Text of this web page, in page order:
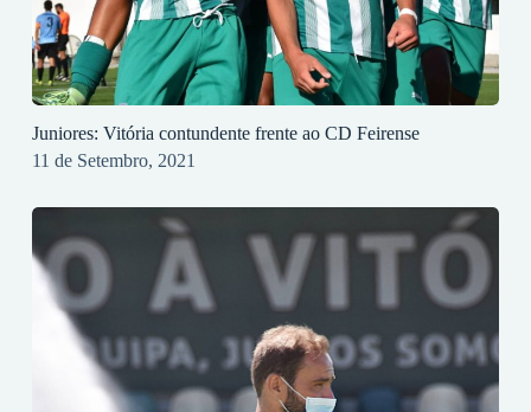
Juniores: Vitória contundente frente ao CD Feirense
11 de Setembro, 2021